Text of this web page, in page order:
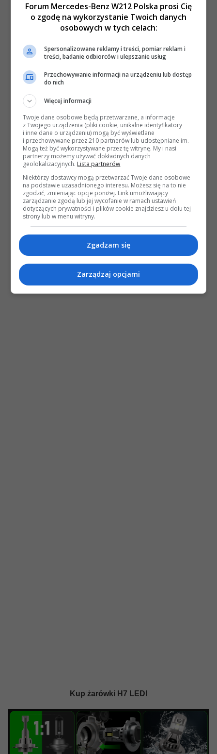
Kup żarówki H7 LED!
Forum Mercedes-Benz W212 Polska prosi Cię
o zgodę na wykorzystanie Twoich danych
osobowych w tych celach:
Spersonalizowane reklamy i treści, pomiar reklam i
treści, badanie odbiorców i ulepszanie usług
Przechowywanie informacji na urządzeniu lub dostęp
do nich
Więcej informacji
Twoje dane osobowe będą przetwarzane, a informacje
z Twojego urządzenia (pliki cookie, unikalne identyfikatory
i inne dane o urządzeniu) mogą być wyświetlane
i przechowywane przez 210 partnerów lub udostępniane im.
Mogą też być wykorzystywane przez tę witrynę. My i nasi
partnerzy możemy używać dokładnych danych
geolokalizacyjnych. Lista partnerów
Niektórzy dostawcy mogą przetwarzać Twoje dane osobowe
na podstawie uzasadnionego interesu. Możesz się na to nie
zgodzić, zmieniając opcje poniżej. Link umożliwiający
zarządzanie zgodą lub jej wycofanie w ramach ustawień
dotyczących prywatności i plików cookie znajdziesz u dołu tej
strony lub w menu witryny.
Zgadzam się
Zarządzaj opcjami